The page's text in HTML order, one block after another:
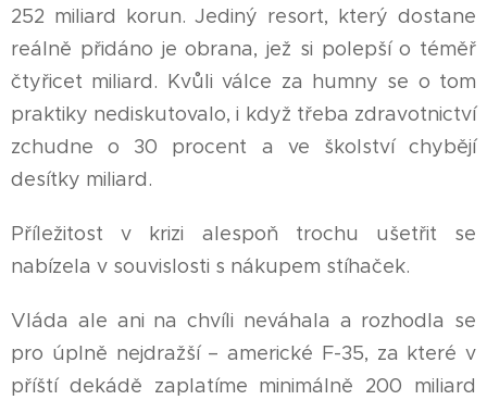
252 miliard korun. Jediný resort, který dostane
reálně přidáno je obrana, jež si polepší o téměř
čtyřicet miliard. Kvůli válce za humny se o tom
praktiky nediskutovalo, i když třeba zdravotnictví
zchudne o 30 procent a ve školství chybějí
desítky miliard.
Příležitost v krizi alespoň trochu ušetřit se
nabízela v souvislosti s nákupem stíhaček.
Vláda ale ani na chvíli neváhala a rozhodla se
pro úplně nejdražší – americké F-35, za které v
příští dekádě zaplatíme minimálně 200 miliard